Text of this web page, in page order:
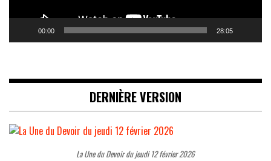
00:00 28:05
DERNIÈRE VERSION
La Une du Devoir du jeudi 12 février 2026